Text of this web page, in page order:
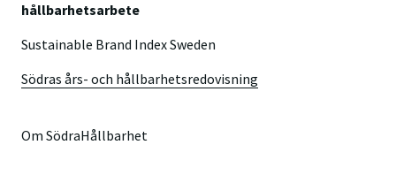
hållbarhetsarbete
Sustainable Brand Index Sweden
Södras års- och hållbarhetsredovisning
Om SödraHållbarhet